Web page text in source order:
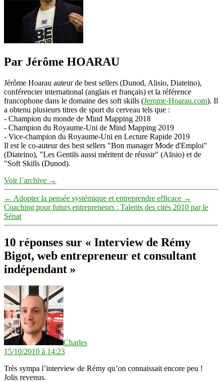
Par Jérôme HOARAU
Jérôme Hoarau auteur de best sellers (Dunod, Alisio, Diateino),
conférencier international (anglais et français) et la référence
francophone dans le domaine des soft skills (Jerome-Hoarau.com). Il
a obtenu plusieurs titres de sport du cerveau tels que :
- Champion du monde de Mind Mapping 2018
- Champion du Royaume-Uni de Mind Mapping 2019
- Vice-champion du Royaume-Uni en Lecture Rapide 2019
Il est le co-auteur des best sellers "Bon manager Mode d'Emploi"
(Diateino), "Les Gentils aussi méritent de réussir" (Alisio) et de
"Soft Skills (Dunod).
Voir l’archive →
← Adopter la pensée systémique et entreprendre efficace →
Coaching pour futurs entrepreneurs : Talents des cités 2010 par le
Sénat
10 réponses sur « Interview de Rémy
Bigot, web entrepreneur et consultant
indépendant »
Charles
15/10/2010 à 14:23
Très sympa l’interview de Rémy qu’on connaissait encore peu !
Jolis revenus.